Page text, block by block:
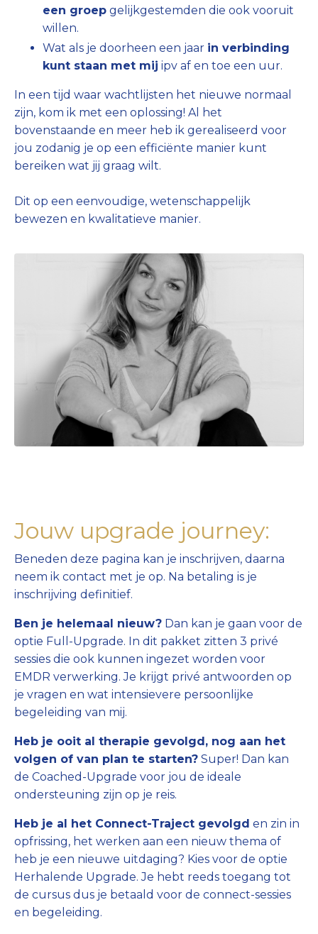
een groep gelijkgestemden die ook vooruit
willen.
Wat als je doorheen een jaar in verbinding
kunt staan met mij ipv af en toe een uur.
In een tijd waar wachtlijsten het nieuwe normaal
zijn, kom ik met een oplossing! Al het
bovenstaande en meer heb ik gerealiseerd voor
jou zodanig je op een efficiënte manier kunt
bereiken wat jij graag wilt.
Dit op een eenvoudige, wetenschappelijk
bewezen en kwalitatieve manier.
Jouw upgrade journey:
Beneden deze pagina kan je inschrijven, daarna
neem ik contact met je op. Na betaling is je
inschrijving definitief.
Ben je helemaal nieuw? Dan kan je gaan voor de
optie Full-Upgrade. In dit pakket zitten 3 privé
sessies die ook kunnen ingezet worden voor
EMDR verwerking. Je krijgt privé antwoorden op
je vragen en wat intensievere persoonlijke
begeleiding van mij.
Heb je ooit al therapie gevolgd, nog aan het
volgen of van plan te starten? Super! Dan kan
de Coached-Upgrade voor jou de ideale
ondersteuning zijn op je reis.
Heb je al het Connect-Traject gevolgd en zin in
opfrissing, het werken aan een nieuw thema of
heb je een nieuwe uitdaging? Kies voor de optie
Herhalende Upgrade. Je hebt reeds toegang tot
de cursus dus je betaald voor de connect-sessies
en begeleiding.